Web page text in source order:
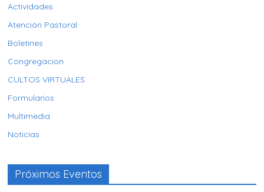
Actividades
Atención Pastoral
Boletines
Congregacion
CULTOS VIRTUALES
Formularios
Multimedia
Noticias
Próximos Eventos